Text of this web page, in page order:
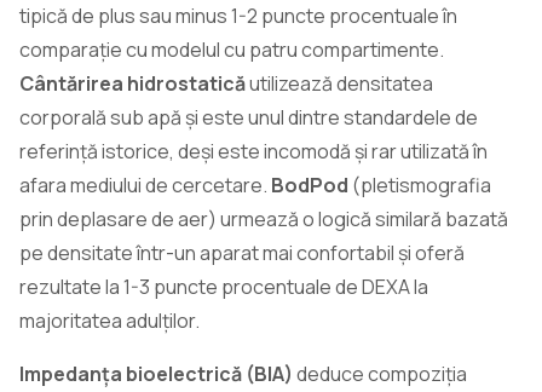
tipică de plus sau minus 1-2 puncte procentuale în
comparație cu modelul cu patru compartimente.
Cântărirea hidrostaticăutilizează densitatea
corporală sub apă și este unul dintre standardele de
referință istorice, deși este incomodă și rar utilizată în
afara mediului de cercetare. BodPod (pletismografia
prin deplasare de aer) urmează o logică similară bazată
pe densitate într-un aparat mai confortabil și oferă
rezultate la 1-3 puncte procentuale de DEXA la
majoritatea adulților.
Impedanța bioelectrică (BIA) deduce compoziția